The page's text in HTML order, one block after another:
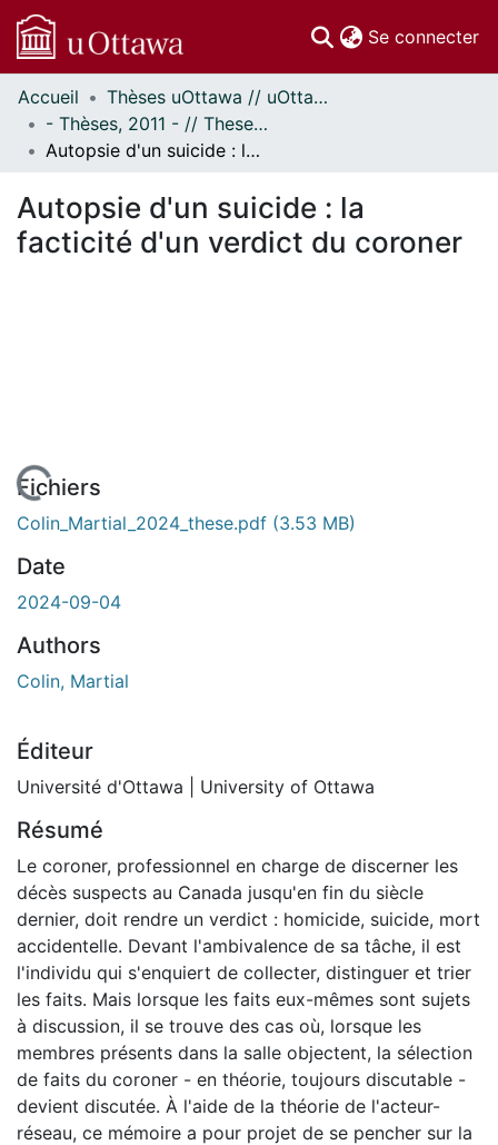
Se connecter
Communautés
et collections
Parcourir
À propos
Accueil
Thèses uOttawa // uOttawa Theses
- Thèses, 2011 - // Theses, 2011 -
Autopsie d'un suicide : la facticité d'un verdict du coroner
Autopsie d'un suicide : la
facticité d'un verdict du coroner
Fichiers
Colin_Martial_2024_these.pdf (3.53 MB)
Date
2024-09-04
Authors
Colin, Martial
Éditeur
Université d'Ottawa | University of Ottawa
Résumé
Le coroner, professionnel en charge de discerner les
décès suspects au Canada jusqu'en fin du siècle
dernier, doit rendre un verdict : homicide, suicide, mort
accidentelle. Devant l'ambivalence de sa tâche, il est
l'individu qui s'enquiert de collecter, distinguer et trier
les faits. Mais lorsque les faits eux-mêmes sont sujets
à discussion, il se trouve des cas où, lorsque les
membres présents dans la salle objectent, la sélection
de faits du coroner - en théorie, toujours discutable -
devient discutée. À l'aide de la théorie de l'acteur-
réseau, ce mémoire a pour projet de se pencher sur la